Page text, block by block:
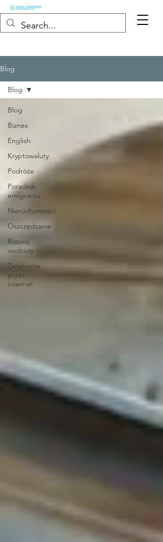
Blog
Blog
Biznes
English
Kryptowaluty
Podróże
Poradnik
emigranta
Nieruchomości
Oszczędzanie
Rozwój
osobisty
Zarabianie
przez
internet
Blog